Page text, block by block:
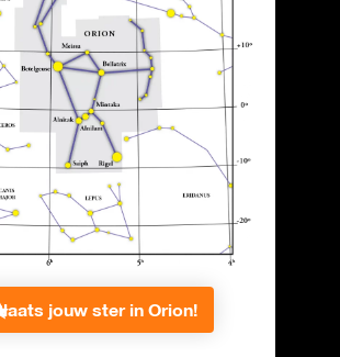
jouw ster in Orion!